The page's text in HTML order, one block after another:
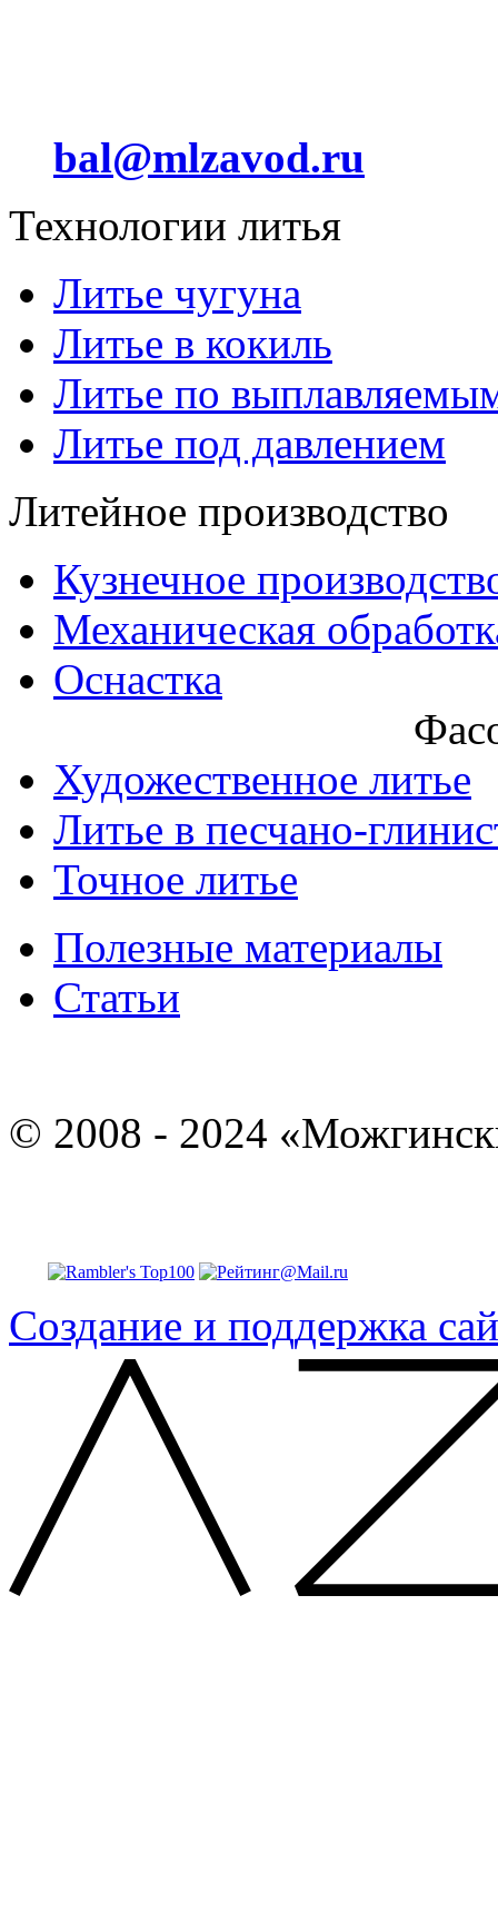
bal@mlzavod.ru
Технологии литья
Литье чугуна
Литье в кокиль
Литье по
Литье под давлением
Литейное производство
Кузнечное
Механическая
Оснастка
Художественное литье
Литье в песчано-
Точное литье
Полезные материалы
Статьи
© 2008 - 2024
Создание и поддержка